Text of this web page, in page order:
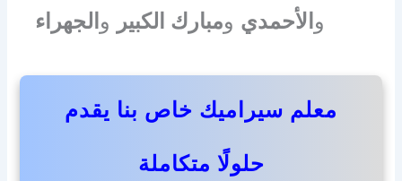
والأحمدي ومبارك الكبير والجهراء
معلم سيراميك خاص بنا يقدم
حلولًا متكاملة